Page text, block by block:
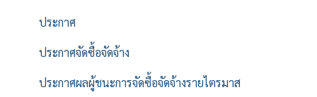
ประกาศ
ประกาศจัดซื้อจัดจ้าง
ประกาศผลผู้ชนะการจัดซื้อจัดจ้างรายไตรมาส